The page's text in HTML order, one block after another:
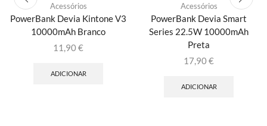
Acessórios
PowerBank Devia Kintone V3
10000mAh Branco
11,90€
ADICIONAR
Acessórios
PowerBank Devia Smart
Series 22.5W 10000mAh
Preta
17,90€
ADICIONAR